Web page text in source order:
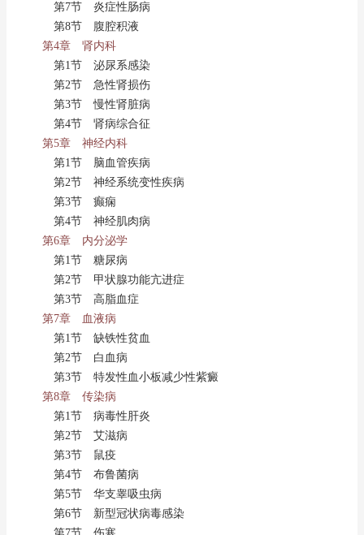
第7节 炎症性肠病
第8节 腹腔积液
第4章 肾内科
第1节 泌尿系感染
第2节 急性肾损伤
第3节 慢性肾脏病
第4节 肾病综合征
第5章 神经内科
第1节 脑血管疾病
第2节 神经系统变性疾病
第3节 癫痫
第4节 神经肌肉病
第6章 内分泌学
第1节 糖尿病
第2节 甲状腺功能亢进症
第3节 高脂血症
第7章 血液病
第1节 缺铁性贫血
第2节 白血病
第3节 特发性血小板减少性紫癜
第8章 传染病
第1节 病毒性肝炎
第2节 艾滋病
第3节 鼠疫
第4节 布鲁菌病
第5节 华支睾吸虫病
第6节 新型冠状病毒感染